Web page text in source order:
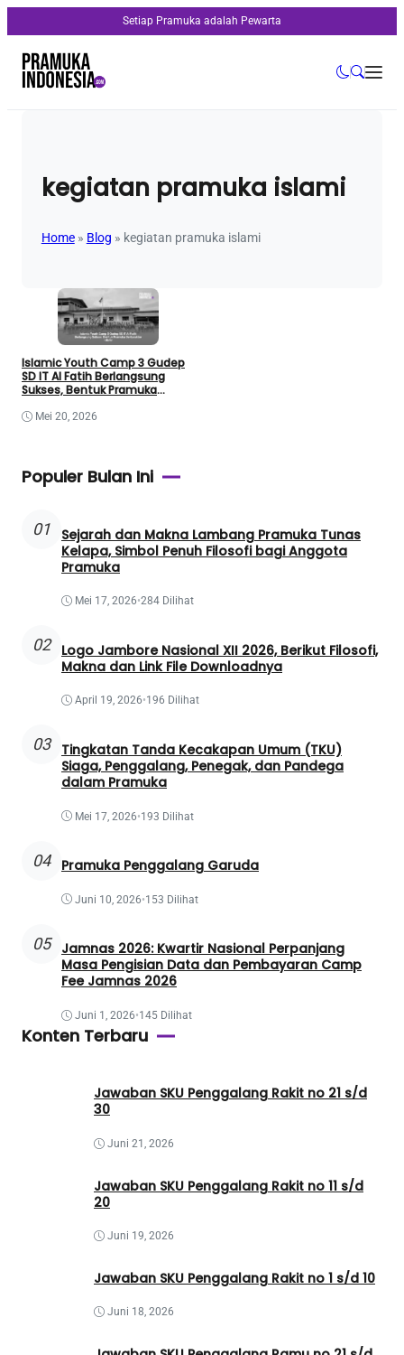
Setiap Pramuka adalah Pewarta
kegiatan pramuka islami
Home» Blog » kegiatan pramuka islami
Islamic Youth Camp 3 Gudep
SD IT Al Fatih Berlangsung
Sukses, Bentuk Pramuka
Mei 20, 2026
Populer Bulan Ini
01
Sejarah dan Makna Lambang Pramuka Tunas
Kelapa, Simbol Penuh Filosofi bagi Anggota
Pramuka
Mei 17, 2026•284 Dilihat
02
Logo Jambore Nasional XII 2026, Berikut Filosofi,
Makna dan Link File Downloadnya
April 19, 2026•196 Dilihat
03
Tingkatan Tanda Kecakapan Umum (TKU)
Siaga, Penggalang, Penegak, dan Pandega
dalam Pramuka
Mei 17, 2026•193 Dilihat
04 Pramuka Penggalang Garuda
Juni 10, 2026•153 Dilihat
05
Jamnas 2026: Kwartir Nasional Perpanjang
Masa Pengisian Data dan Pembayaran Camp
Fee Jamnas 2026
Juni 1, 2026•145 Dilihat
Konten Terbaru
Jawaban SKU Penggalang Rakit no 21 s/d
30
Juni 21, 2026
Jawaban SKU Penggalang Rakit no 11 s/d
20
Juni 19, 2026
Jawaban SKU Penggalang Rakit no 1 s/d 10
Juni 18, 2026